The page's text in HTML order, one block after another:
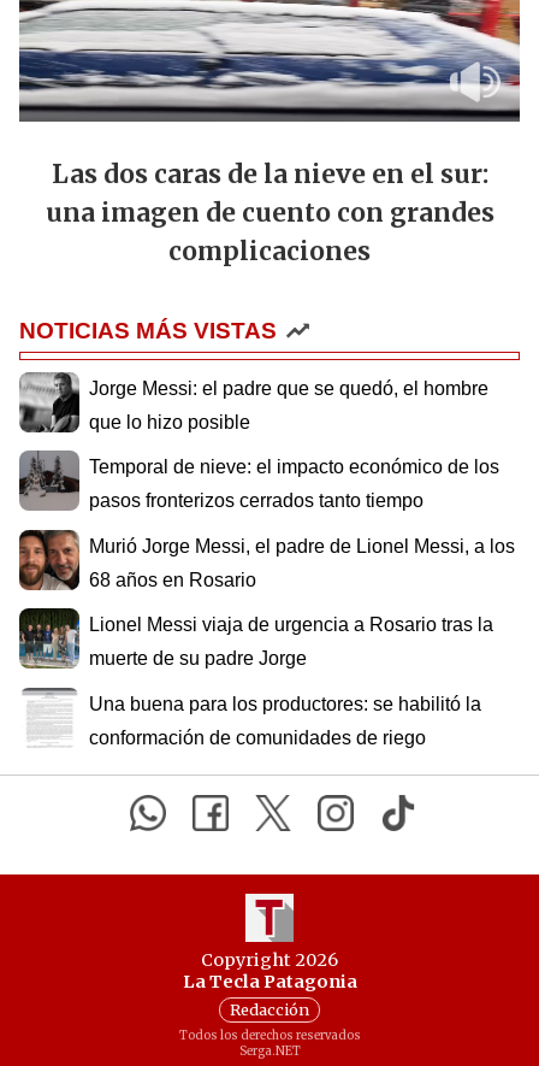
Las dos caras de la nieve en el sur:
una imagen de cuento con grandes
complicaciones
NOTICIAS MÁS VISTAS
Jorge Messi: el padre que se quedó, el hombre
que lo hizo posible
Temporal de nieve: el impacto económico de los
pasos fronterizos cerrados tanto tiempo
Murió Jorge Messi, el padre de Lionel Messi, a los
68 años en Rosario
Lionel Messi viaja de urgencia a Rosario tras la
muerte de su padre Jorge
Una buena para los productores: se habilitó la
conformación de comunidades de riego
Copyright 2026
La Tecla Patagonia
Redacción
Todos los derechos reservados
Serga.NET